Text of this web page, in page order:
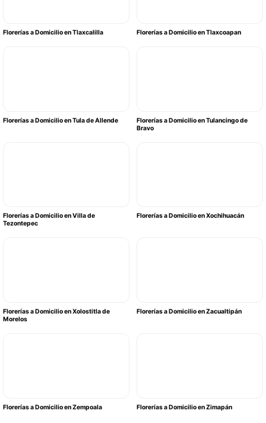
Florerías a Domicilio en Tlaxcalilla Florerías a Domicilio en Tlaxcoapan
Florerías a Domicilio en Tula de Allende
Florerías a Domicilio en Tulancingo de
Bravo
Florerías a Domicilio en Villa de
Tezontepec
Florerías a Domicilio en Xochihuacán
Florerías a Domicilio en Xolostitla de
Morelos
Florerías a Domicilio en Zacualtipán
Florerías a Domicilio en Zempoala Florerías a Domicilio en Zimapán